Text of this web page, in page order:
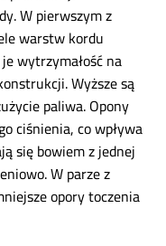
W pierwszym z
warstw kordu
wytrzymałość na
Wyższe są
paliwa. Opony
ciśnienia, co wpływa
się bowiem z jednej
W parze z
opory toczenia